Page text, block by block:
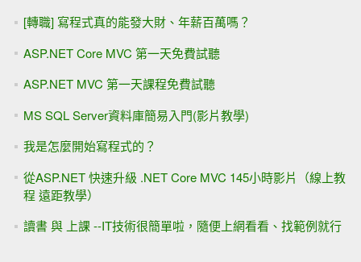
[轉職] 寫程式真的能發大財、年薪百萬嗎？
ASP.NET Core MVC 第一天免費試聽
ASP.NET MVC 第一天課程免費試聽
MS SQL Server資料庫簡易入門(影片教學)
我是怎麼開始寫程式的？
從ASP.NET 快速升級 .NET Core MVC 145小時影片（線上教
程 遠距教學）
讀書 與 上課 --IT技術很簡單啦，隨便上網看看、找範例就行